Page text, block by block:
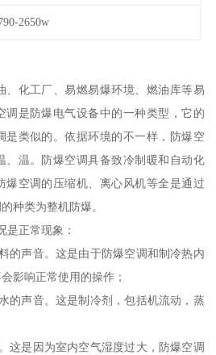
2650w
、化工厂、易燃易爆环境、燃油库等易
调是防爆电气设备中的一种类型，它的
是类似的。依据环境的不一样，防爆空
、温。防爆空调具备致冷制暖和自动化
爆空调的压缩机、离心风机等全是通过
种类为整机防爆。
是正常现象：
的声音。这是由于防爆空调和制冷热内
影响正常使用的操作；
的声音。这是制冷剂，包括机流动，蒸
这是因为室内空气湿度过大，防爆空调